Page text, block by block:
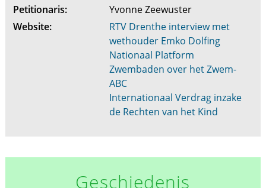
Petitionaris:
Yvonne Zeewuster
Website:
RTV Drenthe interview met
wethouder Emko Dolfing
Nationaal Platform
Zwembaden over het Zwem-
ABC
Internationaal Verdrag inzake
de Rechten van het Kind
Geschiedenis